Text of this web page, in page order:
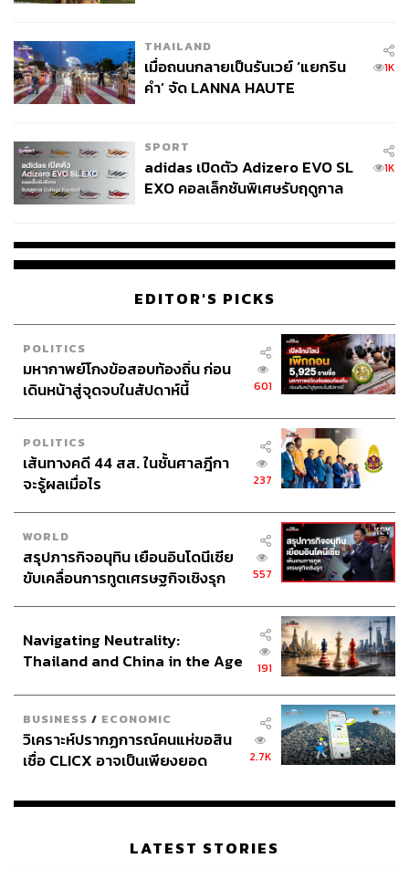
THAILAND
เมื่อถนนกลายเป็นรันเวย์ ‘แยกริน
คำ’ จัด LANNA HAUTE
1K
SPORT
adidas เปิดตัว Adizero EVO SL
EXO คอลเล็กชันพิเศษรับฤดูกาล
1K
EDITOR'S PICKS
POLITICS
มหากาพย์โกงข้อสอบท้องถิ่น ก่อน
เดินหน้าสู่จุดจบในสัปดาห์นี้
601
POLITICS
เส้นทางคดี 44 สส. ในชั้นศาลฎีกา
จะรู้ผลเมื่อไร
237
WORLD
สรุปภารกิจอนุทิน เยือนอินโดนีเซีย
ขับเคลื่อนการทูตเศรษฐกิจเชิงรุก
557
Navigating Neutrality:
Thailand and China in the Age
191
BUSINESS / ECONOMIC
วิเคราะห์ปรากฏการณ์คนแห่ขอสิน
เชื่อ CLICX อาจเป็นเพียงยอด
เรือนไทยที่ถูกซุกไว้
2.7K
LATEST STORIES